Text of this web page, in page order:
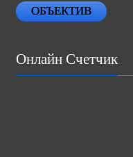
ОБЪЕКТИВ
Онлайн Счетчик